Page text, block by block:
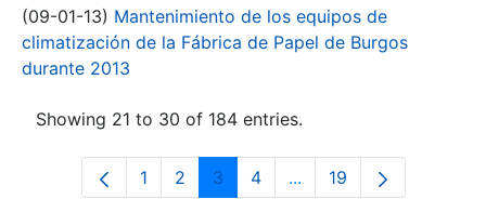
(09-01-13) Mantenimiento de los equipos de
climatización de la Fábrica de Papel de Burgos
durante 2013
Showing 21 to 30 of 184 entries.
Page
1 Page
2 Page
3 Page
4 ...Intermediate Pages
Page
19